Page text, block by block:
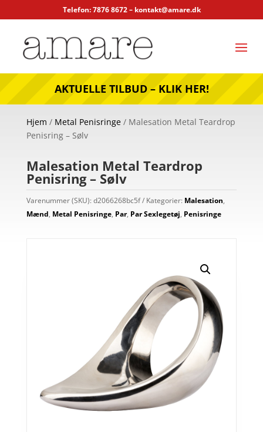
Telefon: 7876 8672 – kontakt@amare.dk
AKTUELLE TILBUD – KLIK HER!
Hjem / Metal Penisringe/ Malesation Metal Teardrop
Penisring – Sølv
Malesation Metal Teardrop
Penisring – Sølv
Varenummer (SKU):d2066268bc5f Kategorier: Malesation,
Mænd, Metal Penisringe, Par, Par Sexlegetøj, Penisringe